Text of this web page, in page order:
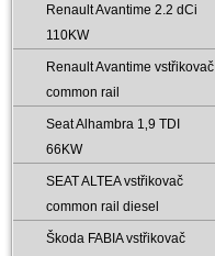
Renault Avantime 2.2 dCi
110KW
Renault Avantime vstřikovač
common rail
Seat Alhambra 1‚9 TDI
66KW
SEAT ALTEA vstřikovač
common rail diesel
Škoda FABIA vstřikovač